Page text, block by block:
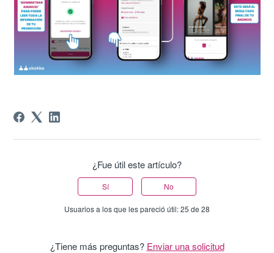
¿Fue útil este artículo?
Sí No
Usuarios a los que les pareció útil: 25 de 28
¿Tiene más preguntas? Enviar una solicitud